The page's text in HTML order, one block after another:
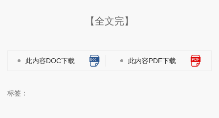
【全文完】
此内容DOC下载 此内容PDF下载
标签：